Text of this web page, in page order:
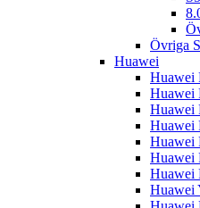
Övriga
Huawei
Huawei
Huawei
Huawei
Huawei
Huawei
Huawei
Huawei
Huawei